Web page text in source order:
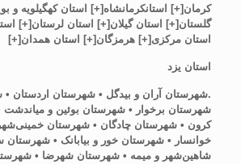
کرمان [
+
] استانکرمانشاه [
+
] استان کهگیلویه و
گلستان [
+
] استان گیلان [
+
] استان لرستان [
+
]
استان مرکزی [
+
] هرمزگان [
+
] استان همدان [
+
]
استان یزد
.شهرستان آران و بیدگل • شهرستان اردستان
شهرستان برخوار • شهرستان بوئین و میاندشت
کرون • شهرستان چادگان • شهرستان
خوانسار • شهرستان خور و بیابانک •
شاهین‌شهر و میمه • شهرستان شهرضا •